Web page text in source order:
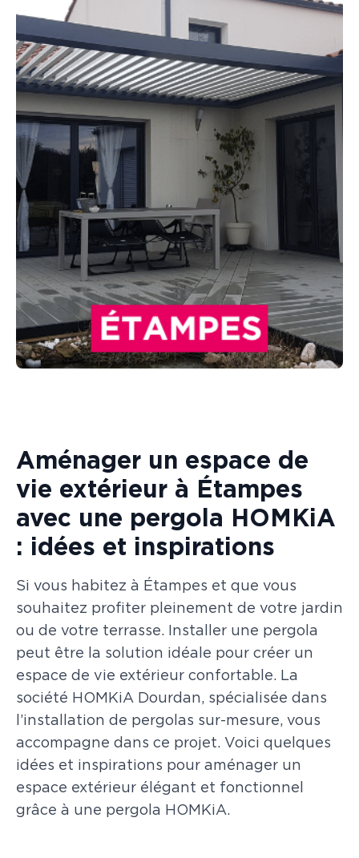
Aménager un espace de
vie extérieur à Étampes
avec une pergola HOMKiA
: idées et inspirations
Si vous habitez à Étampes et que vous
souhaitez profiter pleinement de votre jardin
ou de votre terrasse. Installer une pergola
peut être la solution idéale pour créer un
espace de vie extérieur confortable. La
société HOMKiA Dourdan, spécialisée dans
l’installation de pergolas sur-mesure, vous
accompagne dans ce projet. Voici quelques
idées et inspirations pour aménager un
espace extérieur élégant et fonctionnel
grâce à une pergola HOMKiA.